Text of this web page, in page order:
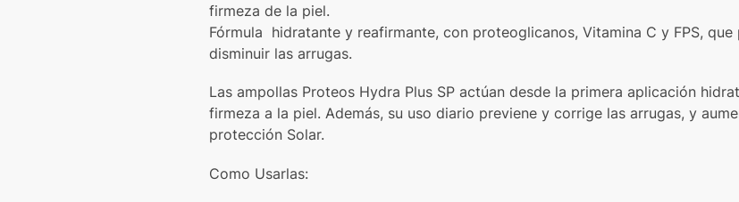
firmeza de la piel.
Fórmula hidratante y reafirmante, con proteoglicanos, Vitamina C y FPS,
disminuir las arrugas.
Las ampollas Proteos Hydra Plus SP actúan desde la primera aplicación
firmeza a la piel. Además, su uso diario previene y corrige las arrugas, y
protección Solar.
Como Usarlas: